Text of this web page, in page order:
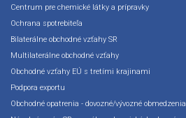
Centrum pre chemické látky a prípravky
Ochrana spotrebiteľa
Bilaterálne obchodné vzťahy SR
Multilaterálne obchodné vzťahy
Obchodné vzťahy EÚ s tretími krajinami
Podpora exportu
Obchodné opatrenia - dovozné/vývozné obmedzenia